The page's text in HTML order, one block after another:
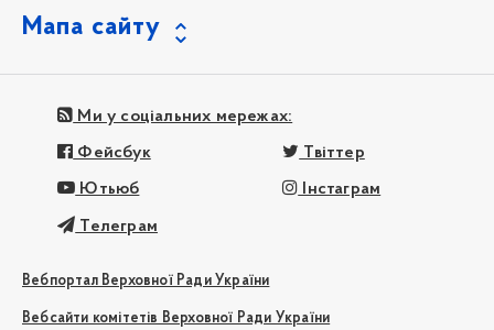
Мапа сайту
Ми у соціальних мережах:
Фейсбук Твіттер
Ютьюб Інстаграм
Телеграм
Вебпортал Верховної Ради України
Вебсайти комітетів Верховної Ради України